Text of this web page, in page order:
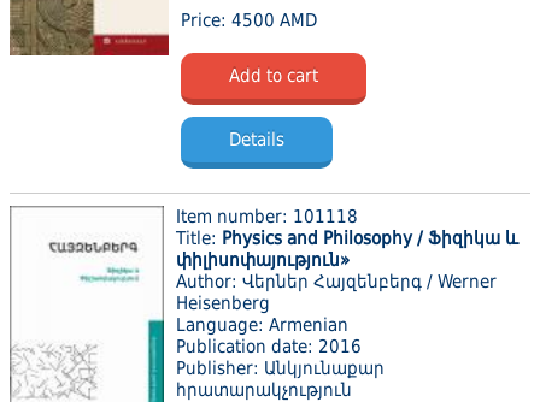
Price: 4500 AMD
Add to cart
Details
Item number: 101118
Title: Physics and Philosophy / Ֆիզիկա և
փիլիսոփայություն»
Author: Վերներ Հայզենբերգ / Werner
Heisenberg
Language: Armenian
Publication date: 2016
Publisher: Անկյունաքար
հրատարակչություն